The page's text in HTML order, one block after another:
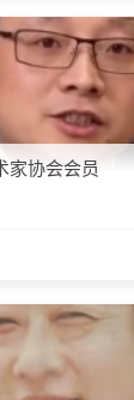
家协会会员